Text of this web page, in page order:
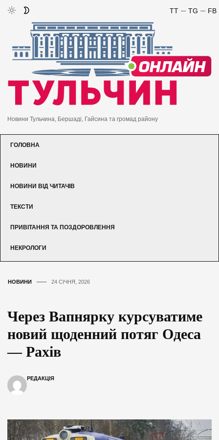
FB
TG
TT
Новини Тульчина, Бершаді, Гайсина та громад району
ГОЛОВНА
НОВИНИ
НОВИНИ ВІД ЧИТАЧІВ
ТЕКСТИ
ПРИВІТАННЯ ТА ПОЗДОРОВЛЕННЯ
НЕКРОЛОГИ
НОВИНИ 24 СІЧНЯ, 2026
Через Вапнярку курсуватиме
новий щоденний потяг Одеса
— Рахів
РЕДАКЦІЯ